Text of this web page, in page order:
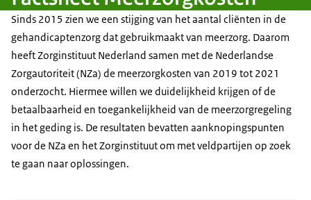
Sinds 2015 zien we een stijging van het aantal cliënten in de
gehandicaptenzorg dat gebruikmaakt van meerzorg. Daarom
heeft Zorginstituut Nederland samen met de Nederlandse
Zorgautoriteit (NZa) de meerzorgkosten van 2019 tot 2021
onderzocht. Hiermee willen we duidelijkheid krijgen of de
betaalbaarheid en toegankelijkheid van de meerzorgregeling
in het geding is. De resultaten bevatten aanknopingspunten
voor de NZa en het Zorginstituut om met veldpartijen op zoek
te gaan naar oplossingen.